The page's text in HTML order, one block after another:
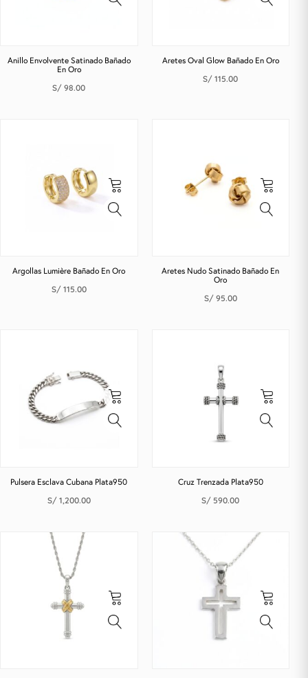
Anillo Envolvente Satinado Bañado
En Oro
S/ 98.00
Aretes Oval Glow Bañado En Oro
S/ 115.00
Argollas Lumière Bañado En Oro
S/ 115.00
Aretes Nudo Satinado Bañado En
Oro
S/ 95.00
Pulsera Esclava Cubana Plata950
S/ 1,200.00
Cruz Trenzada Plata950
S/ 590.00